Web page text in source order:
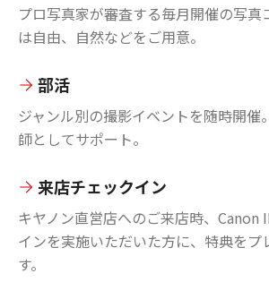
プロ写真家が審査する毎月開催の写真
は自由、自然などをご用意。
部活
ジャンル別の撮影イベントを随時開催
師としてサポート。
来店チェックイン
キヤノン直営店へのご来店時、Canon
インを実施いただいた方に、特典をプ
す。